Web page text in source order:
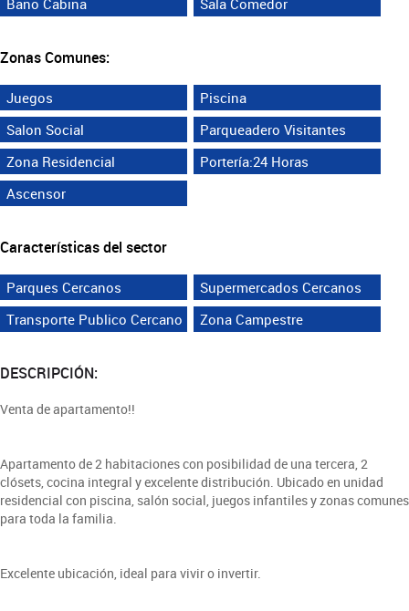
Zonas Comunes:
Juegos
Piscina
Salon Social
Parqueadero Visitantes
Zona Residencial
Portería:24 Horas
Ascensor
Características del sector
Parques Cercanos
Supermercados Cercanos
Transporte Publico Cercano
Zona Campestre
DESCRIPCIÓN:
Venta de apartamento!!
Apartamento de 2 habitaciones con posibilidad de una tercera, 2
clósets, cocina integral y excelente distribución. Ubicado en unidad
residencial con piscina, salón social, juegos infantiles y zonas comunes
para toda la familia.
Excelente ubicación, ideal para vivir o invertir.